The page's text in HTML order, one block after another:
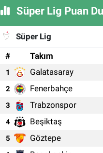
Süper Lig Puan
Süper Lig
#
Takım
1 Galatasaray
2 Fenerbahçe
3 Trabzonspor
4 Beşiktaş
5 Göztepe